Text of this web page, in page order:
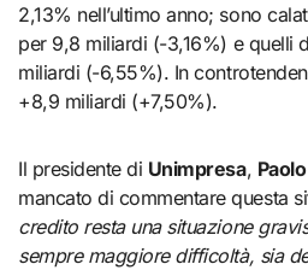
2,13% nell’ultimo anno; sono
per 9,8 miliardi (-3,16%) e quelli
miliardi (-6,55%). In
+8,9 miliardi (+7,50%).
Il presidente di Unimpresa,
mancato di commentare questa
credito resta una situazione
sempre maggiore difficoltà, sia